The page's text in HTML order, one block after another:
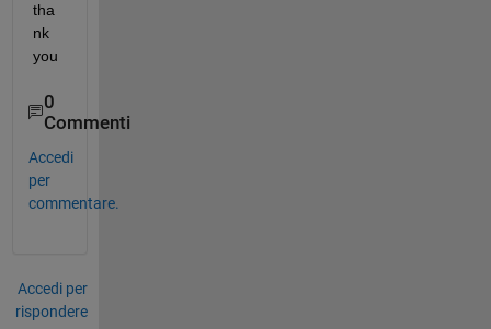
tha
nk
you
0
Commenti
Accedi
per
commentare.
Accedi per
rispondere